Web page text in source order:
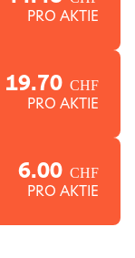
PRO AKTIE
19.70 CHF
PRO AKTIE
6.00 CHF
PRO AKTIE